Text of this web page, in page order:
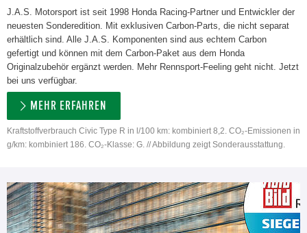
J.A.S. Motorsport ist seit 1998 Honda Racing-Partner und Entwickler der
neuesten Sonderedition. Mit exklusiven Carbon-Parts, die nicht separat
erhältlich sind. Alle J.A.S. Komponenten sind aus echtem Carbon
gefertigt und können mit dem Carbon-Paket aus dem Honda
Originalzubehör ergänzt werden. Mehr Rennsport-Feeling geht nicht. Jetzt
bei uns verfügbar.
MEHR ERFAHREN
Kraftstoffverbrauch Civic Type R in l/100 km: kombiniert 8,2. CO₂-Emissionen in
g/km: kombiniert 186. CO₂-Klasse: G. // Abbildung zeigt Sonderausstattung.